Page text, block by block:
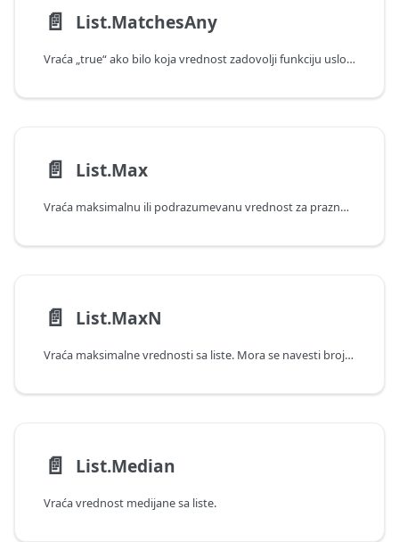
📄️ List.MatchesAny
Vraća „true“ ako bilo koja vrednost zadovolji funkciju uslova.
📄️ List.Max
Vraća maksimalnu ili podrazumevanu vrednost za praznu listu.
📄️ List.MaxN
Vraća maksimalne vrednosti sa liste. Mora se navesti broj vrednosti koje treba vratiti ili uslov filtera.
📄️ List.Median
Vraća vrednost medijane sa liste.